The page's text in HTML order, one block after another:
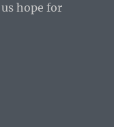
hope for